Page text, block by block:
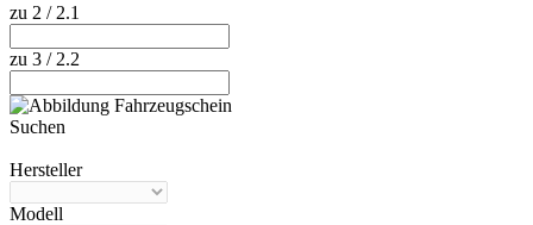
zu 2 / 2.1
zu 3 / 2.2
Suchen
Hersteller
Modell